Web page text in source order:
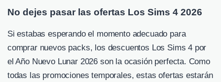
No dejes pasar las ofertas Los Sims 4 2026
Si estabas esperando el momento adecuado para
comprar nuevos packs, los descuentos Los Sims 4 por
el Año Nuevo Lunar 2026 son la ocasión perfecta. Como
todas las promociones temporales, estas ofertas estarán